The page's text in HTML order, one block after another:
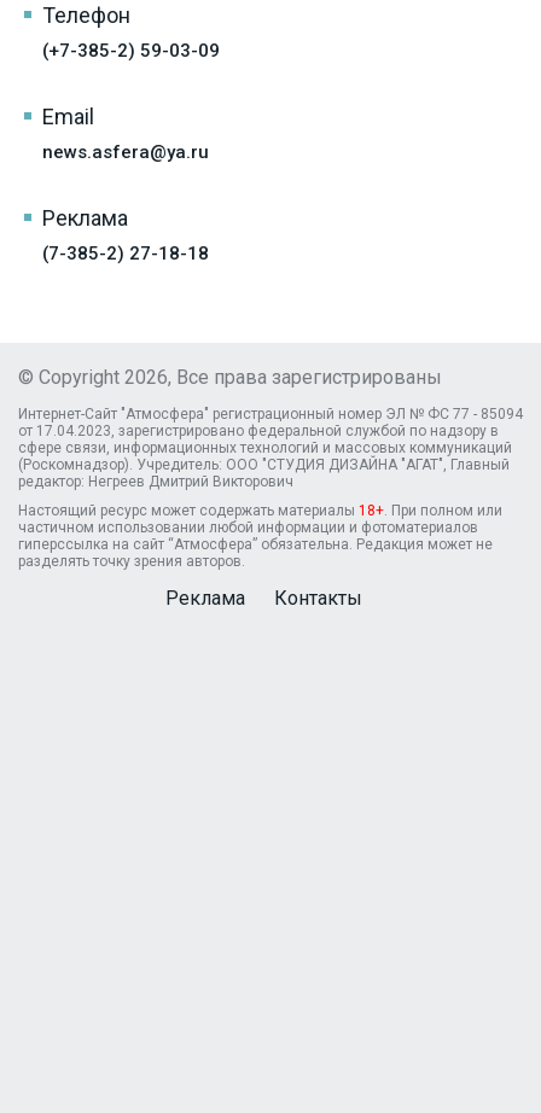
Телефон
(+7-385-2) 59-03-09
Email
news.asfera@ya.ru
Реклама
(7-385-2) 27-18-18
© Copyright 2026, Все права зарегистрированы
Интернет-Сайт "Атмосфера" регистрационный номер ЭЛ № ФС 77 - 85094
от 17.04.2023, зарегистрировано федеральной службой по надзору в
сфере связи, информационных технологий и массовых коммуникаций
(Роскомнадзор). Учредитель: ООО "СТУДИЯ ДИЗАЙНА "АГАТ", Главный
редактор: Негреев Дмитрий Викторович
Настоящий ресурс может содержать материалы 18+ . При полном или
частичном использовании любой информации и фотоматериалов
гиперссылка на сайт “Атмосфера” обязательна. Редакция может не
разделять точку зрения авторов.
Реклама Контакты